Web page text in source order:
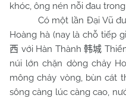
khóc, ông nén nỗi đau
Có một lần Đại Vũ đưa
Hoàng hà (nay là chỗ tiếp
西 với Hàn Thành 韩城
núi lớn chặn dòng chảy
mông chảy vòng, bùn cát
sông càng lúc càng cao,